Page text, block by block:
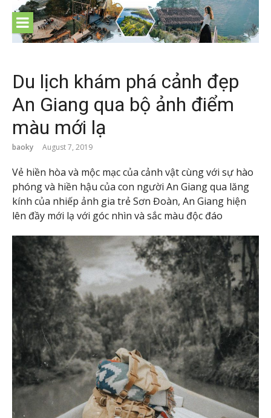
content
Du lịch khám phá cảnh đẹp
An Giang qua bộ ảnh điểm
màu mới lạ
baoky August 7, 2019
Vẻ hiền hòa và mộc mạc của cảnh vật cùng với sự hào
phóng và hiền hậu của con người An Giang qua lăng
kính của nhiếp ảnh gia trẻ Sơn Đoàn, An Giang hiện
lên đầy mới lạ với góc nhìn và sắc màu độc đáo